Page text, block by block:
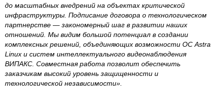
до масштабных внедрений на объектах критической
инфраструктуры. Подписание договора о технологическом
партнерстве — закономерный шаг в развитии наших
отношений. Мы видим большой потенциал в создании
комплексных решений, объединяющих возможности ОС Astra
Linux и систем интеллектуального видеонаблюдения
ВИПАКС. Совместная работа позволит обеспечить
заказчикам высокий уровень защищенности и
технологической независимости».